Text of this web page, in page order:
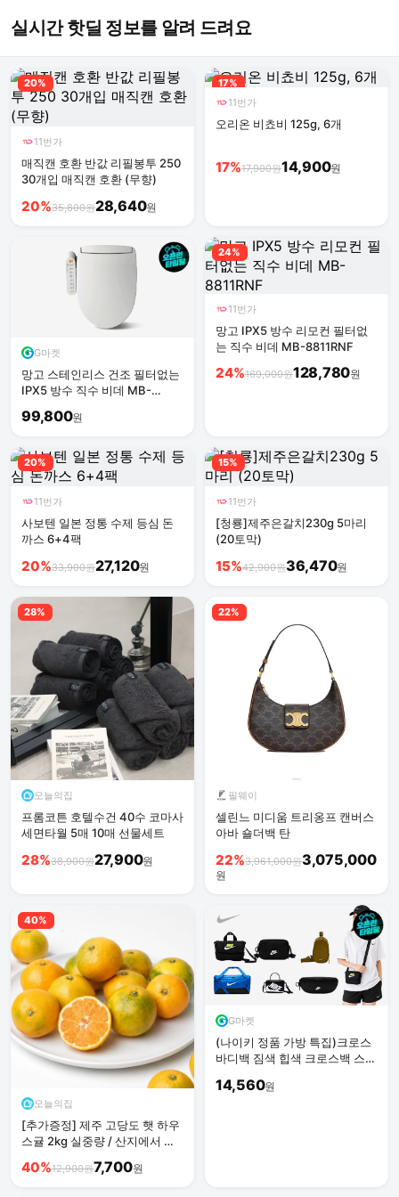
실시간 핫딜 정보를 알려 드려요
20%
11번가
매직캔 호환 반값 리필봉투 250
30개입 매직캔 호환 (무향)
20%35,800원28,640원
17%
11번가
오리온 비쵸비 125g, 6개
17%17,900원14,900원
G마켓
망고 스테인리스 건조 필터없는
IPX5 방수 직수 비데 MB-
99,800원
24%
11번가
망고 IPX5 방수 리모컨 필터없
는 직수 비데 MB-8811RNF
24%169,000원128,780원
20%
11번가
사보텐 일본 정통 수제 등심 돈
까스 6+4팩
20%33,900원27,120원
15%
11번가
[청룡]제주은갈치230g 5마리
(20토막)
15%42,900원36,470원
28%
오늘의집
프롬코튼 호텔수건 40수 코마사
세면타월 5매 10매 선물세트
28%38,900원27,900원
22%
필웨이
셀린느 미디움 트리옹프 캔버스
아바 숄더백 탄
22%3,961,000원3,075,000
원
40%
오늘의집
[추가증정] 제주 고당도 햇 하우
스귤 2kg 실중량 / 산지에서 바
40%12,900원7,700원
G마켓
(나이키 정품 가방 특집)크로스
바디백 짐색 힙색 크로스백 스포
14,560원